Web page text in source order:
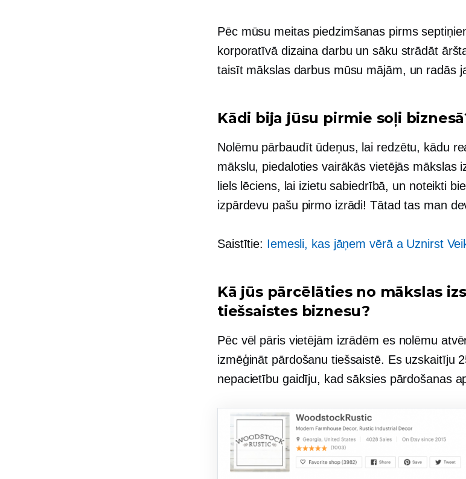
Pēc mūsu meitas piedzimšanas pirms
korporatīvā dizaina darbu un sāku strādāt
taisīt mākslas darbus mūsu mājām, un radās
Kādi bija jūsu pirmie soļi
Nolēmu pārbaudīt ūdeņus, lai redzētu, kādu
mākslu, piedaloties vairākās vietējās mākslas
liels lēciens, lai izietu sabiedrībā, un noteikti
izpārdevu pašu pirmo izrādi! Tātad tas man
Saistītie: Iemesli, kas jāņem vērā a Uznirst
Kā jūs pārcēlāties no mākslas
tiešsaistes biznesu?
Pēc vēl pāris vietējām izrādēm es nolēmu
izmēģināt pārdošanu tiešsaistē. Es uzskaitīju
nepacietību gaidīju, kad sāksies pārdošanas